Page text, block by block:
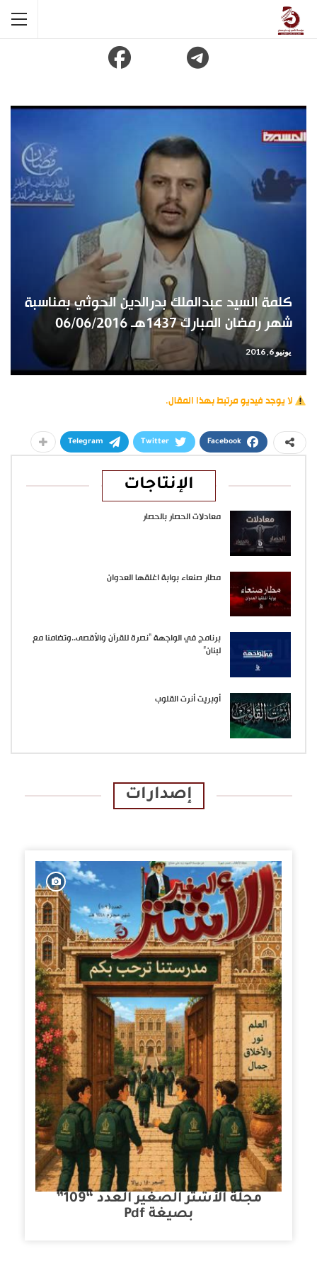
كلمة السيد عبدالملك بدرالدين الحوثي بمناسبة
شهر رمضان المبارك 1437هـ 06/06/2016
يونيو 6, 2016
لا يوجد فيديو مرتبط بهذا المقال.
Facebook
Twitter
Telegram
الإنتاجات
معادلات الحصار بالحصار
مطار صنعاء بوابة اغلقها العدوان
برنامج في الواجهة “نصرة للقرآن والأقصى..وتضامنا مع
لبنان”
أوبريت أنرت القلوب
إصدارات
مجلة الأشتر الصغير العدد “109”
بصيغة Pdf